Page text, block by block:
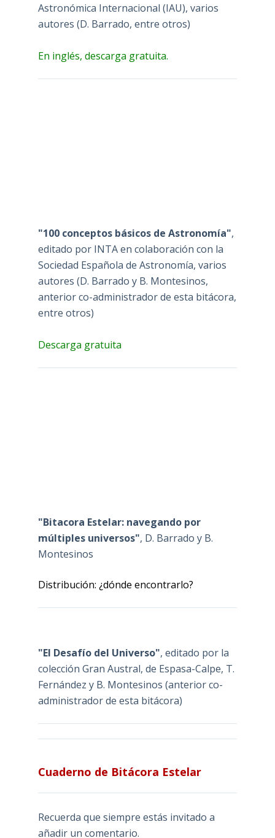
Astronómica Internacional (IAU), varios
autores (D. Barrado, entre otros)
En inglés, descarga gratuita.
"100 conceptos básicos de Astronomía",
editado por INTA en colaboración con la
Sociedad Española de Astronomía, varios
autores (D. Barrado y B. Montesinos,
anterior co-administrador de esta bitácora,
entre otros)
Descarga gratuita
"Bitacora Estelar: navegando por
múltiples universos", D. Barrado y B.
Montesinos
Distribución: ¿dónde encontrarlo?
"El Desafío del Universo", editado por la
colección Gran Austral, de Espasa-Calpe, T.
Fernández y B. Montesinos (anterior co-
administrador de esta bitácora)
Cuaderno de Bitácora Estelar
Recuerda que siempre estás invitado a
añadir un comentario.